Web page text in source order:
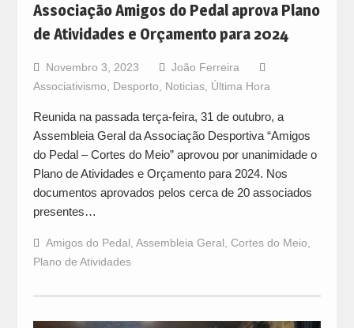
Associação Amigos do Pedal aprova Plano
de Atividades e Orçamento para 2024
Novembro 3, 2023
João Ferreira
Associativismo, Desporto, Noticias, Última Hora
Reunida na passada terça-feira, 31 de outubro, a
Assembleia Geral da Associação Desportiva “Amigos
do Pedal – Cortes do Meio” aprovou por unanimidade o
Plano de Atividades e Orçamento para 2024. Nos
documentos aprovados pelos cerca de 20 associados
presentes…
Amigos do Pedal, Assembleia Geral, Cortes do Meio,
Plano de Atividades